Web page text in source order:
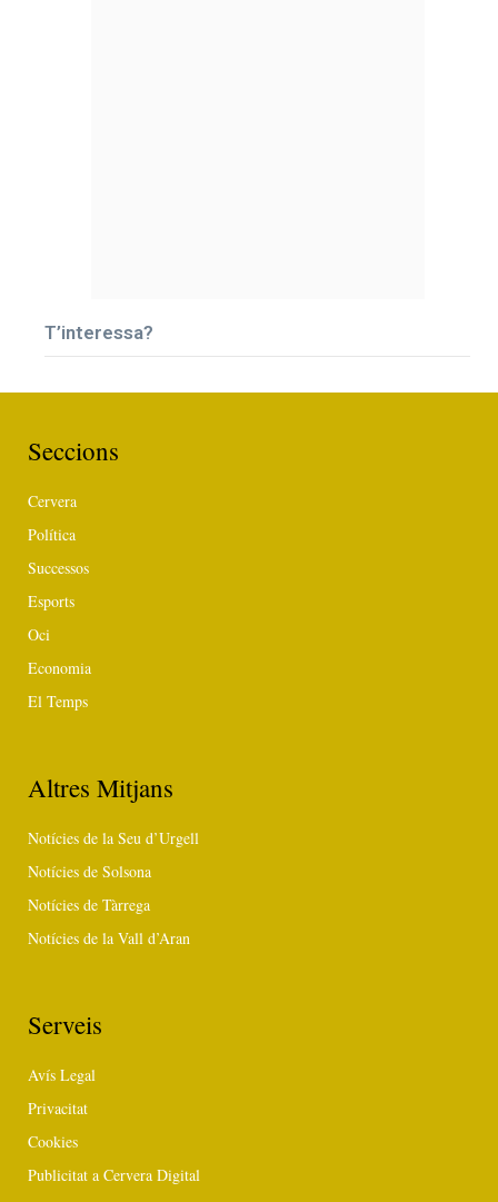
T’interessa?
Seccions
Cervera
Política
Successos
Esports
Oci
Economia
El Temps
Altres Mitjans
Notícies de la Seu d’Urgell
Notícies de Solsona
Notícies de Tàrrega
Notícies de la Vall d’Aran
Serveis
Avís Legal
Privacitat
Cookies
Publicitat a Cervera Digital